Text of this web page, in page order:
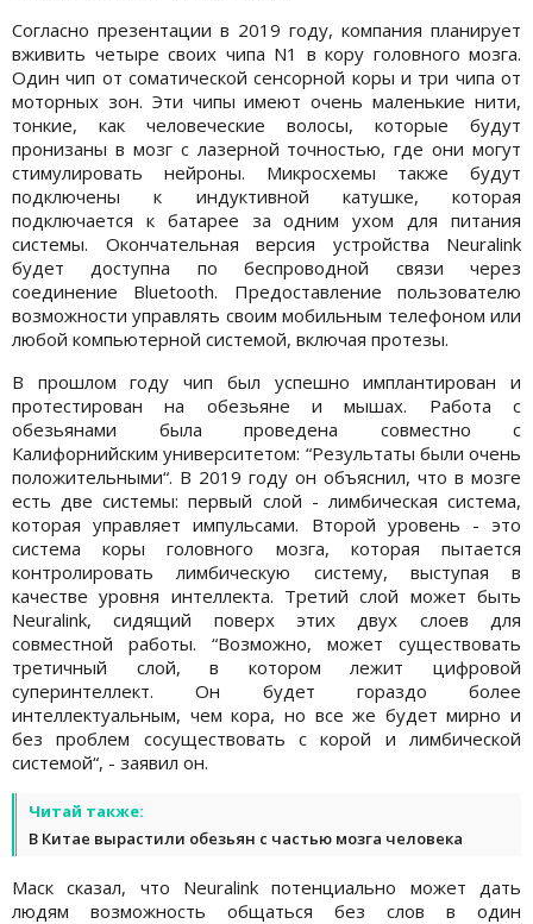
Согласно презентации в 2019 году, компания планирует
вживить четыре своих чипа N1 в кору головного мозга.
Один чип от соматической сенсорной коры и три чипа от
моторных зон. Эти чипы имеют очень маленькие нити,
тонкие, как человеческие волосы, которые будут
пронизаны в мозг с лазерной точностью, где они могут
стимулировать нейроны. Микросхемы также будут
подключены к индуктивной катушке, которая
подключается к батарее за одним ухом для питания
системы. Окончательная версия устройства Neuralink
будет доступна по беспроводной связи через
соединение Bluetooth. Предоставление пользователю
возможности управлять своим мобильным телефоном или
любой компьютерной системой, включая протезы.
В прошлом году чип был успешно имплантирован и
протестирован на обезьяне и мышах. Работа с
обезьянами была проведена совместно с
Калифорнийским университетом: “Результаты были очень
положительными“. В 2019 году он объяснил, что в мозге
есть две системы: первый слой - лимбическая система,
которая управляет импульсами. Второй уровень - это
система коры головного мозга, которая пытается
контролировать лимбическую систему, выступая в
качестве уровня интеллекта. Третий слой может быть
Neuralink, сидящий поверх этих двух слоев для
совместной работы. “Возможно, может существовать
третичный слой, в котором лежит цифровой
суперинтеллект. Он будет гораздо более
интеллектуальным, чем кора, но все же будет мирно и
без проблем сосуществовать с корой и лимбической
системой“, - заявил он.
Читай также:
В Китае вырастили обезьян с частью мозга человека
Маск сказал, что Neuralink потенциально может дать
людям возможность общаться без слов в один